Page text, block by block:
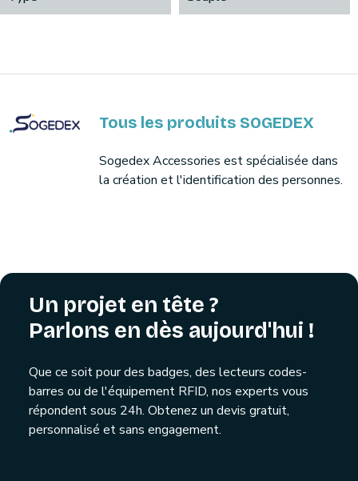
Tous les produits SOGEDEX
Sogedex Accessories est spécialisée dans
la création et l'identification des personnes.
Un projet en tête ?
Parlons en dès aujourd'hui !
Que ce soit pour des badges, des lecteurs codes-
barres ou de l'équipement RFID, nos experts vous
répondent sous 24h. Obtenez un devis gratuit,
personnalisé et sans engagement.